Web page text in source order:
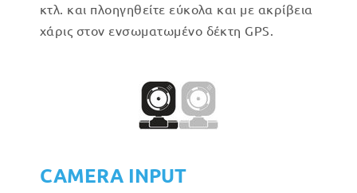
κτλ. και πλοηγηθείτε εύκολα και με ακρίβεια
χάρις στον ενσωματωμένο δέκτη GPS.
CAMERA INPUT